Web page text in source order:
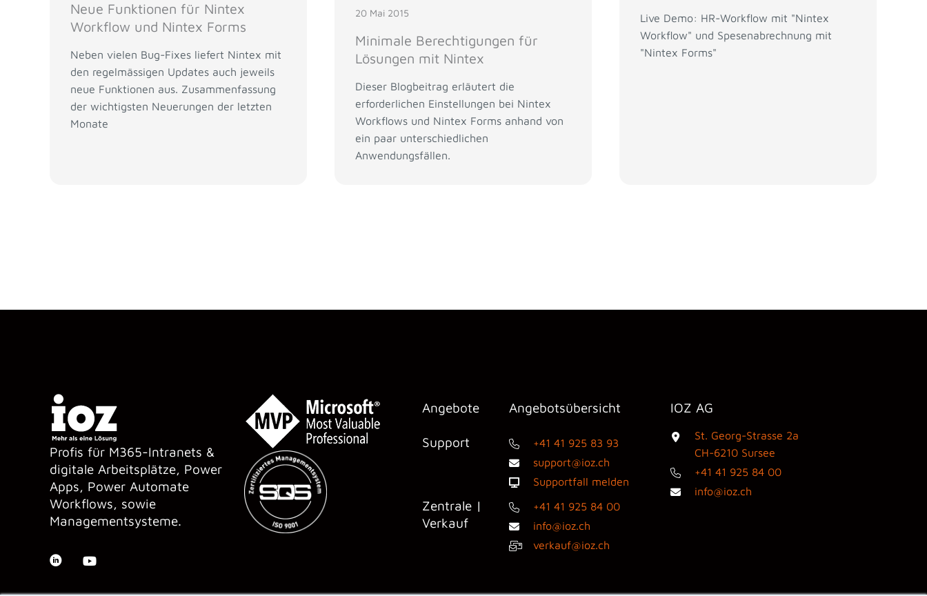
Neue Funktionen für Nintex
Workflow und Nintex Forms
Neben vielen Bug-Fixes liefert Nintex mit
den regelmässigen Updates auch jeweils
neue Funktionen aus. Zusammenfassung
der wichtigsten Neuerungen der letzten
Monate
20 Mai 2015
Minimale Berechtigungen für
Lösungen mit Nintex
Dieser Blogbeitrag erläutert die
erforderlichen Einstellungen bei Nintex
Workflows und Nintex Forms anhand von
ein paar unterschiedlichen
Anwendungsfällen.
Live Demo: HR-Workflow mit "Nintex
Workflow" und Spesenabrechnung mit
"Nintex Forms"
Profis für M365-Intranets &
digitale Arbeitsplätze, Power
Apps, Power Automate
Workflows, sowie
Managementsysteme.
Angebote Angebotsübersicht
Support
+41 41 925 83 93
support@ioz.ch
Supportfall melden
Zentrale |
Verkauf
+41 41 925 84 00
info@ioz.ch
verkauf@ioz.ch
IOZ AG
St. Georg-Strasse 2a
CH-6210 Sursee
+41 41 925 84 00
info@ioz.ch